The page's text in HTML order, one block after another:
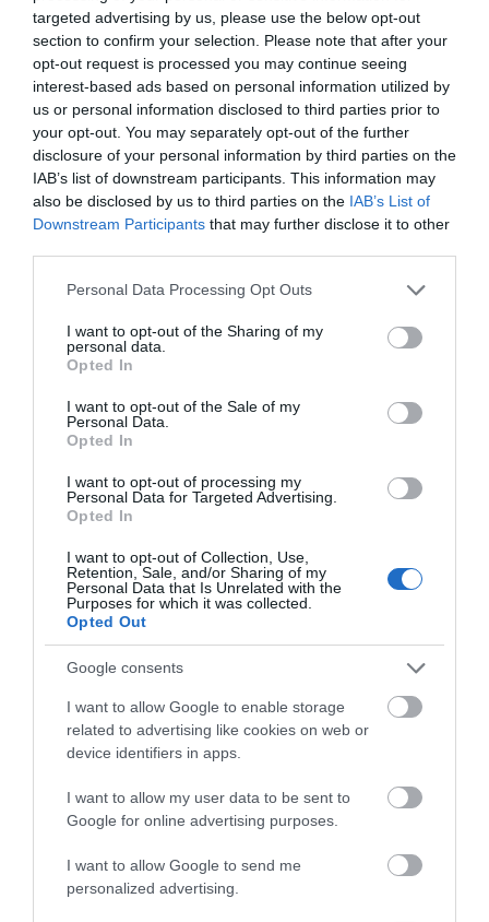
targeted advertising by us, please use the below opt-out
section to confirm your selection. Please note that after your
opt-out request is processed you may continue seeing
interest-based ads based on personal information utilized by
us or personal information disclosed to third parties prior to
your opt-out. You may separately opt-out of the further
disclosure of your personal information by third parties on the
IAB’s list of downstream participants. This information may
also be disclosed by us to third parties on the IAB’s List of
Downstream Participants that may further disclose it to other
Please note that this website/app uses one or more Google
not limited to your visit or usage behaviour. You may click to
grant or deny consent to Google and its third-party tags to
use your data for below specified purposes in below Google
consent section.
Personal Data Processing Opt Outs
I want to opt-out of the Sharing of my
personal data.
Opted In
I want to opt-out of the Sale of my
Personal Data.
Opted In
I want to opt-out of processing my
Personal Data for Targeted Advertising.
Opted In
I want to opt-out of Collection, Use,
Retention, Sale, and/or Sharing of my
Personal Data that Is Unrelated with the
Purposes for which it was collected.
Opted Out
Google consents
I want to allow Google to enable storage
related to advertising like cookies on web or
device identifiers in apps.
I want to allow my user data to be sent to
Google for online advertising purposes.
I want to allow Google to send me
personalized advertising.
Αγανάκτηση σε χωριό της
Εύβοιας: Μένουν κάθε μέρα χωρίς
νερό – Σοβαρή καταγγελία
08.08.2026 | 18:20
Αγροτικές ενισχύσεις: Ποιοι θα
λάβουν νωρίτερα τις
προκαταβολές
08.08.2026 | 18:00
αντιδήμαρχος στην Εύβοια! Έγινε
για τρίτη φορά παππούς!
Ευρυδίκη Βαλαβάνη: Οι
οικογενειακές διακοπές στην
Εύβοια! Δείτε σε ποια παραλία
08.08.2026 | 17:20
«Κόκκινος» συναγερμός στην
Εύβοια: Red Code αύριο Κυριακή –
Αυξημένη ετοιμότητα παντού
Ρόδος: Έγραψαν 80χρονη για
κράνος!
Θρήνος σε όλη την Εύβοια για τον
επιχειρηματία που έφυγε απο
την ζωή
Ρόδος: Έγραψαν
80χρονη για κράνος!
Πάτρα: Θρήνος για
μωράκι μόλις 8 ημερών
– Νοσηλευόταν στη
ΜΕΘ Νεογνών
Εορτολόγιο: Ποιοι
γιορτάζουν σήμερα,
Σάββατο 8 Αυγούστου
Ο καιρός αλλάζει
πρόσωπο: Έρχονται
Νέο τροχαίο με υλικές
Μητέρα και γιος οι
νεκροί από τη
αυτοκινήτου με